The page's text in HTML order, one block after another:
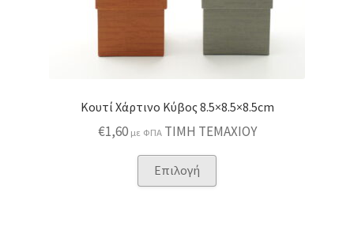
Κουτί Χάρτινο Κύβος 8.5×8.5×8.5cm
€1,60 με ΦΠΑ ΤΙΜΗ ΤΕΜΑΧΙΟΥ
Επιλογή
το